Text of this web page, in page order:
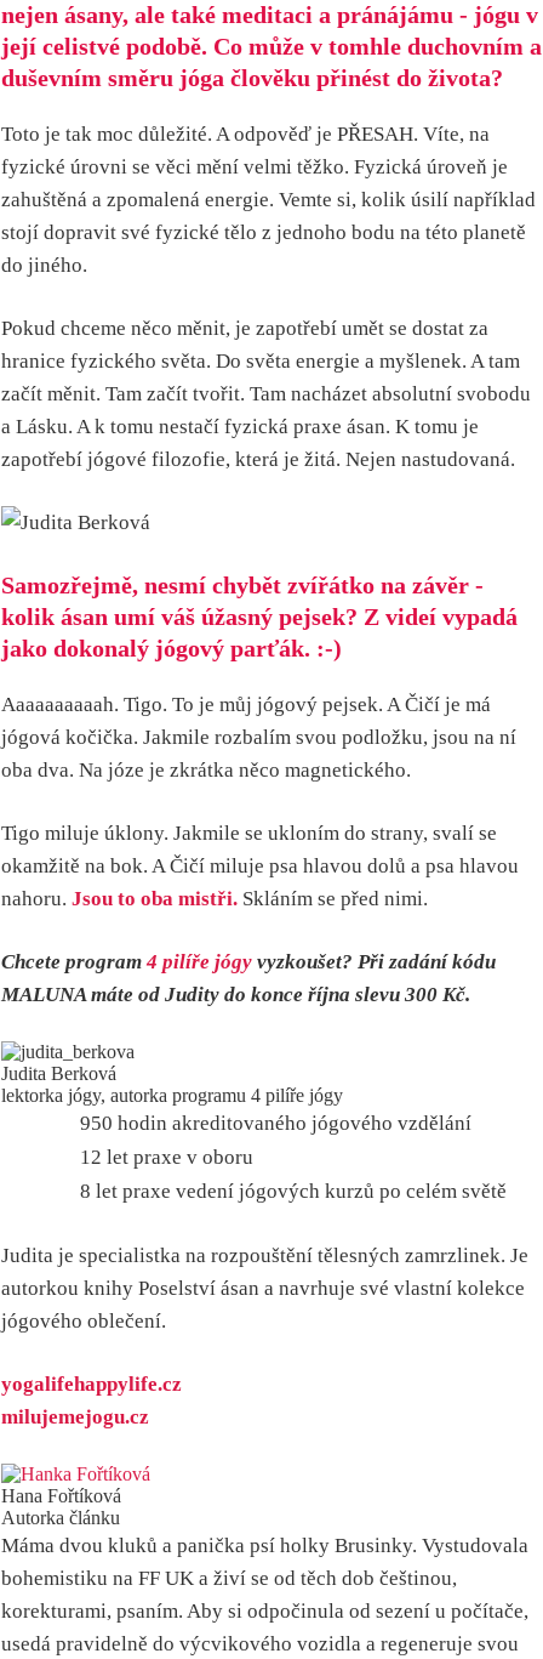
nejen ásany, ale také meditaci a pránájámu - jógu v
její celistvé podobě. Co může v tomhle duchovním a
duševním směru jóga člověku přinést do života?
Toto je tak moc důležité. A odpověď je PŘESAH. Víte, na
fyzické úrovni se věci mění velmi těžko. Fyzická úroveň je
zahuštěná a zpomalená energie. Vemte si, kolik úsilí například
stojí dopravit své fyzické tělo z jednoho bodu na této planetě
do jiného.
Pokud chceme něco měnit, je zapotřebí umět se dostat za
hranice fyzického světa. Do světa energie a myšlenek. A tam
začít měnit. Tam začít tvořit. Tam nacházet absolutní svobodu
a Lásku. A k tomu nestačí fyzická praxe ásan. K tomu je
zapotřebí jógové filozofie, která je žitá. Nejen nastudovaná.
Samozřejmě, nesmí chybět zvířátko na závěr -
kolik ásan umí váš úžasný pejsek? Z videí vypadá
jako dokonalý jógový parťák. :-)
Aaaaaaaaaah. Tigo. To je můj jógový pejsek. A Čičí je má
jógová kočička. Jakmile rozbalím svou podložku, jsou na ní
oba dva. Na józe je zkrátka něco magnetického.
Tigo miluje úklony. Jakmile se ukloním do strany, svalí se
okamžitě na bok. A Čičí miluje psa hlavou dolů a psa hlavou
nahoru. Jsou to oba mistři. Skláním se před nimi.
Chcete program4 pilíře jógy vyzkoušet? Při zadání kódu
MALUNA máte od Judity do konce října slevu 300 Kč.
Judita Berková
lektorka jógy, autorka programu 4 pilíře jógy
950 hodin akreditovaného jógového vzdělání
12 let praxe v oboru
8 let praxe vedení jógových kurzů po celém světě
Judita je specialistka na rozpouštění tělesných zamrzlinek. Je
autorkou knihy Poselství ásan a navrhuje své vlastní kolekce
jógového oblečení.
yogalifehappylife.cz
milujemejogu.cz
Hana Fořtíková
Autorka článku
Máma dvou kluků a panička psí holky Brusinky. Vystudovala
bohemistiku na FF UK a živí se od těch dob češtinou,
korekturami, psaním. Aby si odpočinula od sezení u počítače,
usedá pravidelně do výcvikového vozidla a regeneruje svou